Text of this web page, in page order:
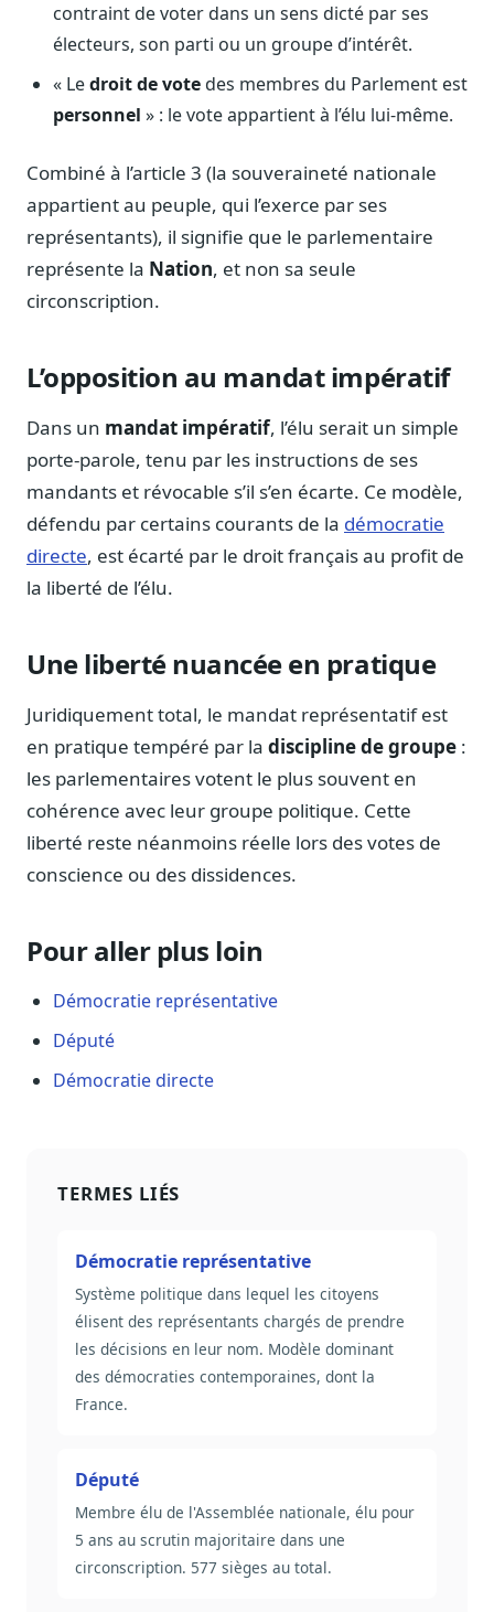
Fédérations & plaidoyer
ONG, syndicats, ordres, associations
Parlementaires
Préparez vos interventions et amendements
Veille en temps réel, embeds pour vos contenus
Chercheurs
Données exhaustives pour vos travaux académiques
Suivi par secteur
11 secteurs : énergie, santé, finance, numérique…
Six cas pour gagner du temps
Consultants seniors, plateforme Legiwatch incluse
Guides pratiques
17 guides sur le Parlement, la procédure, le plaidoyer
Analyses, méthodes, coulisses
1027 termes expliqués
Glossaire affaires publiques
Lexique par thème métier
Sources couvertes
23 flux indexés
Nouveautés produit
Ils utilisent Legiwatch
Qui sommes-nous
Méthode, valeurs et équipe
Charte IA
Presse
contraint de voter dans un sens dicté par ses
électeurs, son parti ou un groupe d’intérêt.
« Ledroit de votedes membres du Parlement est
personnel » : le vote appartient à l’élu lui-même.
Combiné à l’article 3 (la souveraineté nationale
appartient au peuple, qui l’exerce par ses
représentants), il signifie que le parlementaire
représente la Nation, et non sa seule
circonscription.
L’opposition au mandat impératif
Dans un mandat impératif, l’élu serait un simple
porte-parole, tenu par les instructions de ses
mandants et révocable s’il s’en écarte. Ce modèle,
défendu par certains courants de la démocratie
directe, est écarté par le droit français au profit de
la liberté de l’élu.
Une liberté nuancée en pratique
Juridiquement total, le mandat représentatif est
en pratique tempéré par la discipline de groupe :
les parlementaires votent le plus souvent en
cohérence avec leur groupe politique. Cette
liberté reste néanmoins réelle lors des votes de
conscience ou des dissidences.
Pour aller plus loin
Démocratie représentative
Député
Démocratie directe
TERMES LIÉS
Démocratie représentative
Système politique dans lequel les citoyens
élisent des représentants chargés de prendre
les décisions en leur nom. Modèle dominant
des démocraties contemporaines, dont la
France.
Député
Membre élu de l'Assemblée nationale, élu pour
5 ans au scrutin majoritaire dans une
circonscription. 577 sièges au total.